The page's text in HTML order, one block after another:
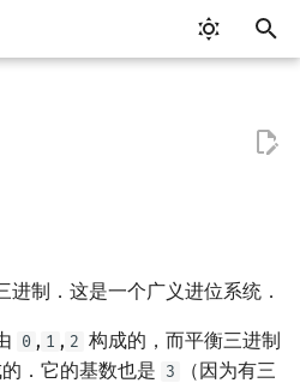
常见错误
常见技巧
VS Code
Atom
Cena
CCR Plus
Generator
Validator
变量
运算
STL 算法
bitset
值类别
重载运算符
冒泡排序
插入排序
斜率优化
四边形不等式优化
配对堆
左偏树
块状链表
树分块
李超线段树
猫树
Splay 树
WBLT
可持久化块状数组
可持久化平衡树
线段树套平衡树
树状数组套权值线段树
Euler Tour Tree
Top Tree
树的中心
树的重心
k 短路
同余最短路
最小直径生成树
割点和桥
圆方树
最小割
费用流
二分图最大权匹配
一般图最大匹配
整体二分
莫队算法
爬山算法
模拟退火
制．这是一个广义进位系统．
0 , 1 , 2 构成的，而平衡三进制
．它的基数也是 3
（因为有三